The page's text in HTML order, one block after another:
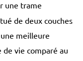
une trame
de deux couches
meilleure
vie comparé au